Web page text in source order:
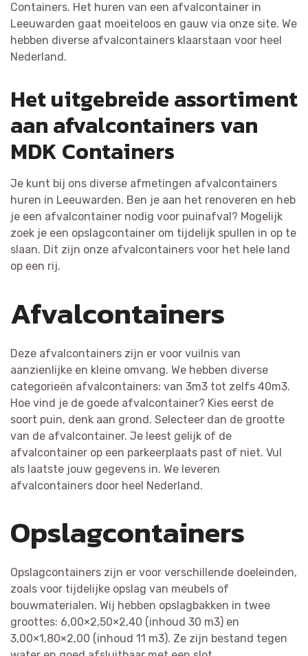
Containers. Het huren van een afvalcontainer in
Leeuwarden gaat moeiteloos en gauw via onze site. We
hebben diverse afvalcontainers klaarstaan voor heel
Nederland.
Het uitgebreide assortiment
aan afvalcontainers van
MDK Containers
Je kunt bij ons diverse afmetingen afvalcontainers
huren in Leeuwarden. Ben je aan het renoveren en heb
je een afvalcontainer nodig voor puinafval? Mogelijk
zoek je een opslagcontainer om tijdelijk spullen in op te
slaan. Dit zijn onze afvalcontainers voor het hele land
op een rij.
Afvalcontainers
Deze afvalcontainers zijn er voor vuilnis van
aanzienlijke en kleine omvang. We hebben diverse
categorieën afvalcontainers: van 3m3 tot zelfs 40m3.
Hoe vind je de goede afvalcontainer? Kies eerst de
soort puin, denk aan grond. Selecteer dan de grootte
van de afvalcontainer. Je leest gelijk of de
afvalcontainer op een parkeerplaats past of niet. Vul
als laatste jouw gegevens in. We leveren
afvalcontainers door heel Nederland.
Opslagcontainers
Opslagcontainers zijn er voor verschillende doeleinden,
zoals voor tijdelijke opslag van meubels of
bouwmaterialen. Wij hebben opslagbakken in twee
groottes: 6,00×2,50×2,40 (inhoud 30 m3) en
3,00×1,80×2,00 (inhoud 11 m3). Ze zijn bestand tegen